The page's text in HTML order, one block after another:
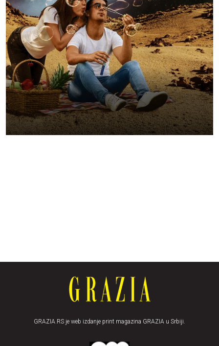
GRAZIA.RS je web izdanje print magazina GRAZIA u Srbiji.